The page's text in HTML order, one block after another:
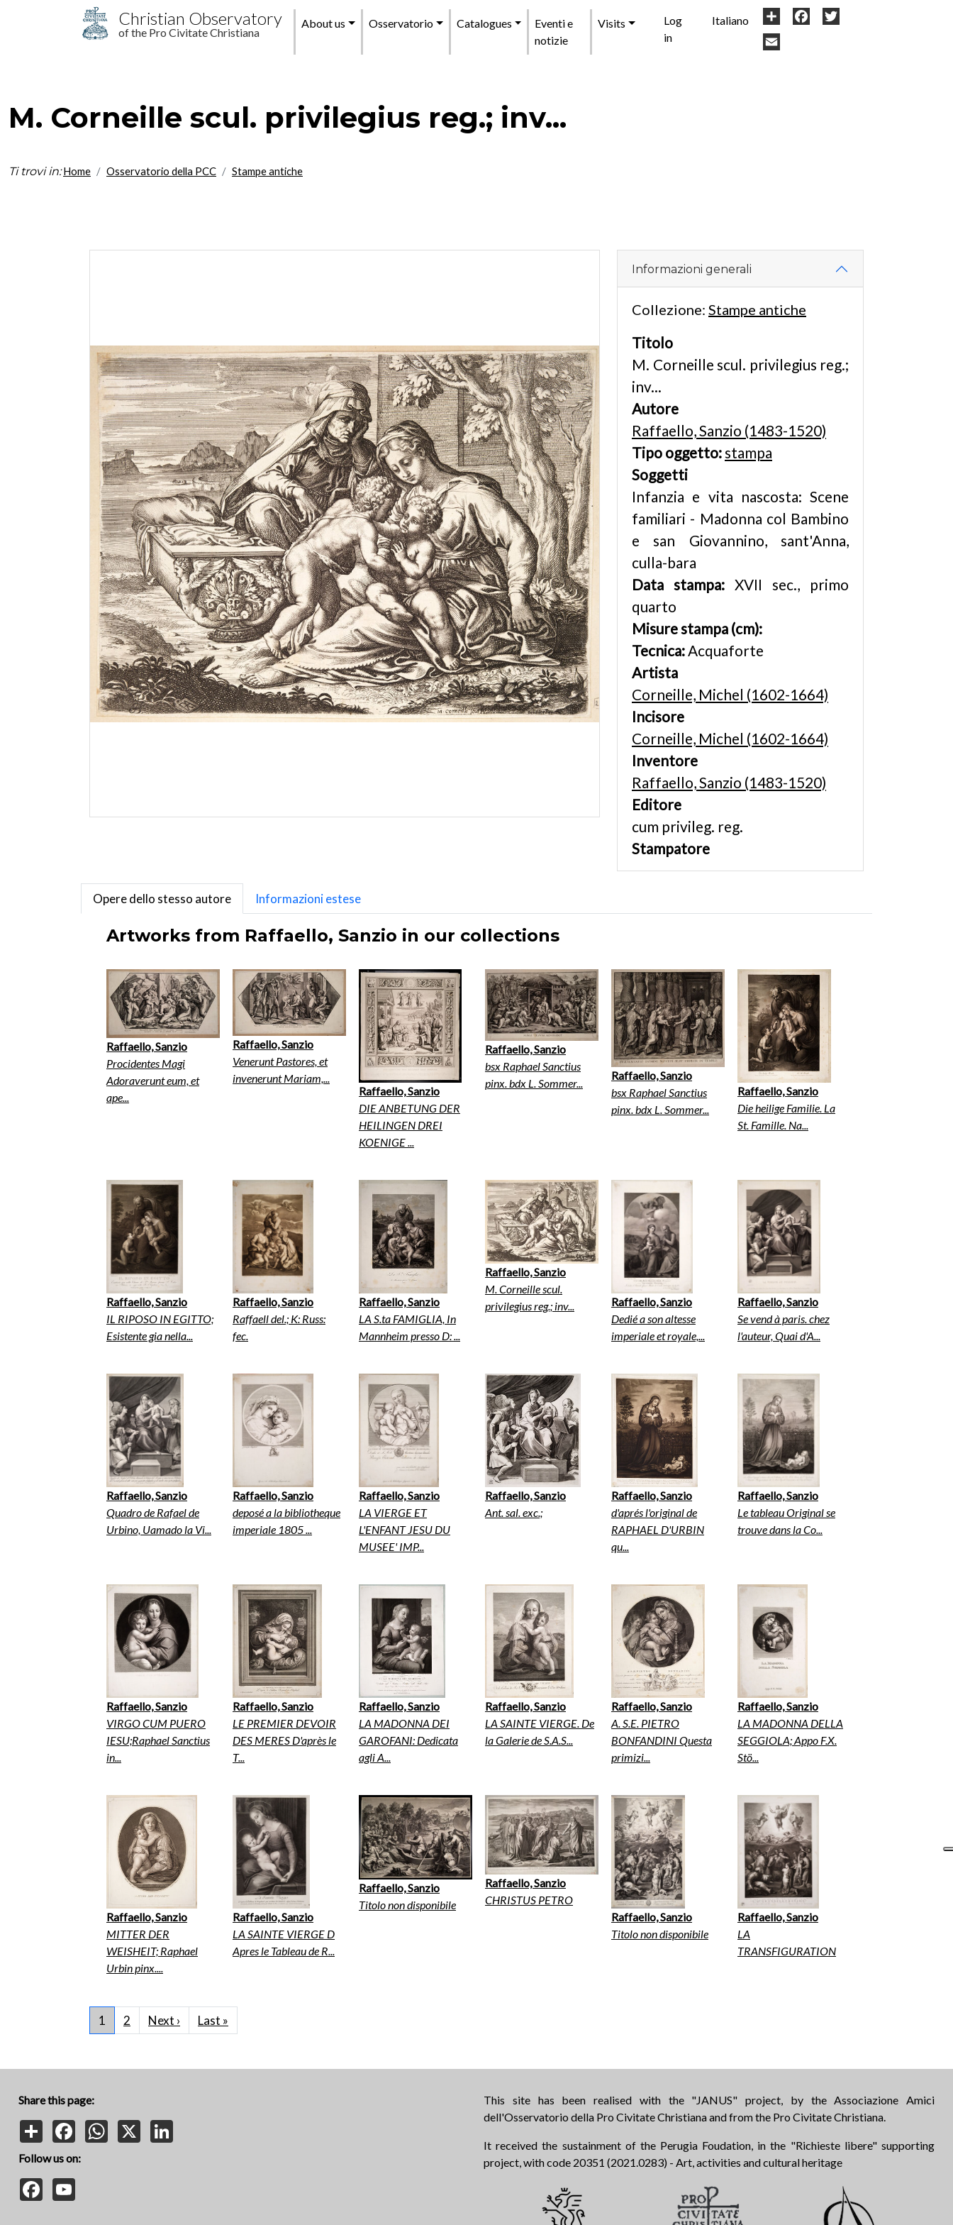
Skip to main content
Christian Observatory
of the Pro Civitate Christiana
Menu
About us Osservatorio Catalogues
Eventi e
notizie
Visits
User
account
Log
in
Italiano Share Facebook
M. Corneille scul. privilegius reg.; inv...
Ti trovi in: Home Osservatorio della PCC Stampe antiche
Informazioni generali
Collezione: Stampe antiche
Titolo
M. Corneille scul. privilegius reg.;
inv...
Autore
Raffaello, Sanzio (1483-1520)
Tipo oggetto:stampa
Soggetti
Infanzia e vita nascosta: Scene
familiari - Madonna col Bambino
e san Giovannino, sant'Anna,
culla-bara
Data stampa: XVII sec., primo
quarto
Misure stampa (cm):
Tecnica:Acquaforte
Artista
Corneille, Michel (1602-1664)
Incisore
Corneille, Michel (1602-1664)
Inventore
Raffaello, Sanzio (1483-1520)
Editore
cum privileg. reg.
Stampatore
Opere dello stesso autore Informazioni estese
Artworks from Raffaello, Sanzio in our collections
Raffaello, Sanzio
Procidentes Magi
Adoraverunt eum, et
ape...
Raffaello, Sanzio
Venerunt Pastores, et
invenerunt Mariam,...
Raffaello, Sanzio
DIE ANBETUNG DER
HEILINGEN DREI
KOENIGE ...
Raffaello, Sanzio
bsx Raphael Sanctius
pinx. bdx L. Sommer...
Raffaello, Sanzio
bsx Raphael Sanctius
pinx. bdx L. Sommer...
Raffaello, Sanzio
Die heilige Familie. La
St. Famille. Na...
Raffaello, Sanzio
IL RIPOSO IN EGITTO;
Esistente gia nella...
Raffaello, Sanzio
Raffaell del.; K: Russ:
fec.
Raffaello, Sanzio
LA S.ta FAMIGLIA, In
Mannheim presso D: ...
Raffaello, Sanzio
M. Corneille scul.
privilegius reg.; inv...
Raffaello, Sanzio
Dedié a son altesse
imperiale et royale,...
Raffaello, Sanzio
Se vend à paris. chez
l'auteur, Quai d'A...
Raffaello, Sanzio
Quadro de Rafael de
Urbino, Uamado la Vi...
Raffaello, Sanzio
deposé a la bibliotheque
imperiale 1805 ...
Raffaello, Sanzio
LA VIERGE ET
L'ENFANT JESU DU
MUSEE' IMP...
Raffaello, Sanzio
Ant. sal. exc.;
Raffaello, Sanzio
d'aprés l'original de
RAPHAEL D'URBIN
qu...
Raffaello, Sanzio
Le tableau Original se
trouve dans la Co...
Raffaello, Sanzio
VIRGO CUM PUERO
IESU;Raphael Sanctius
in...
Raffaello, Sanzio
LE PREMIER DEVOIR
DES MERES D'après le
T...
Raffaello, Sanzio
LA MADONNA DEI
GAROFANI: Dedicata
agli A...
Raffaello, Sanzio
LA SAINTE VIERGE. De
la Galerie de S.A.S...
Raffaello, Sanzio
A. S.E. PIETRO
BONFANDINI Questa
primizi...
Raffaello, Sanzio
LA MADONNA DELLA
SEGGIOLA; Appo F.X.
Stö...
Raffaello, Sanzio
MITTER DER
WEISHEIT; Raphael
Urbin pinx....
Raffaello, Sanzio
LA SAINTE VIERGE D
Apres le Tableau de R...
Raffaello, Sanzio
Titolo non disponibile
Raffaello, Sanzio
CHRISTUS PETRO
Raffaello, Sanzio
Titolo non disponibile
Raffaello, Sanzio
LA
TRANSFIGURATION
1 2 Next › Next page
Last »
Share this page:
Share
FacebookWhatsApp
Follow us on:
Facebook
This site has been realised with the "JANUS" project, by the Associazione Amici
dell'Osservatorio della Pro Civitate Christiana and from the Pro Civitate Christiana.
It received the sustainment of the Perugia Foudation, in the "Richieste libere" supporting
project, with code 20351 (2021.0283) - Art, activities and cultural heritage